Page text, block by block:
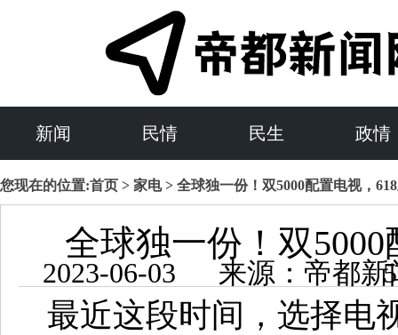
新闻 民情 民生 政情
您现在的位置:首页 > 家电> 全球独一份！双5000配置电视，
全球独一份！双5000
2023-06-
最近这段时间，选择电